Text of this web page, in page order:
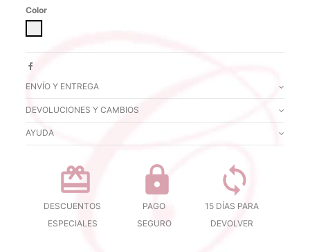
Color
ENVÍO Y ENTREGA
DEVOLUCIONES Y CAMBIOS
AYUDA
DESCUENTOS
ESPECIALES
PAGO
SEGURO
15 DÍAS PARA
DEVOLVER